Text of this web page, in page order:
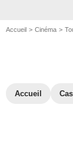
Accueil Cinéma
Accueil